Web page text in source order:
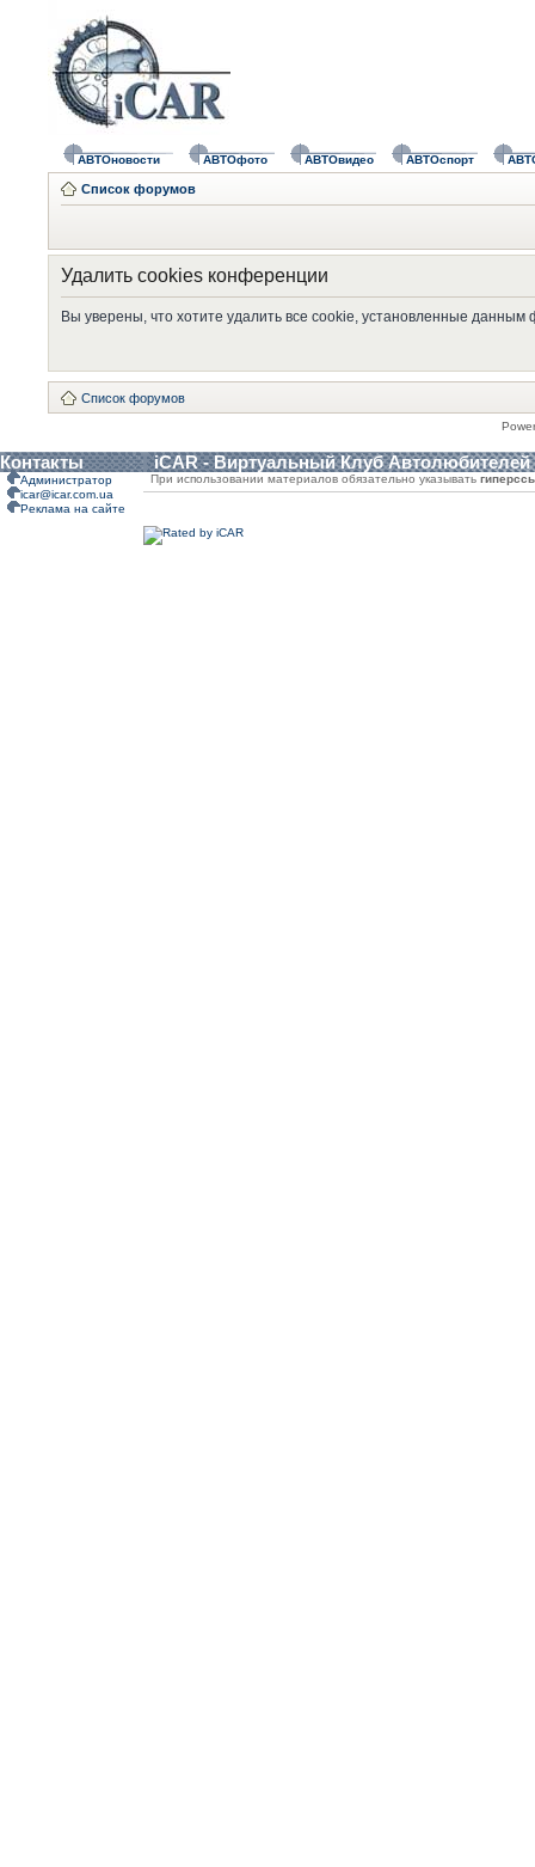
АВТОновости АВТОфото АВТОвидео АВТОспорт
Список форумов
Удалить cookies конференции
Вы уверены, что хотите удалить все cookie, установленные
Список форумов
Контакты iCAR - Виртуальный Клуб Автолюбителей
Администратор
icar@icar.com.ua
Реклама на сайте
При использовании материалов обязательно указывать